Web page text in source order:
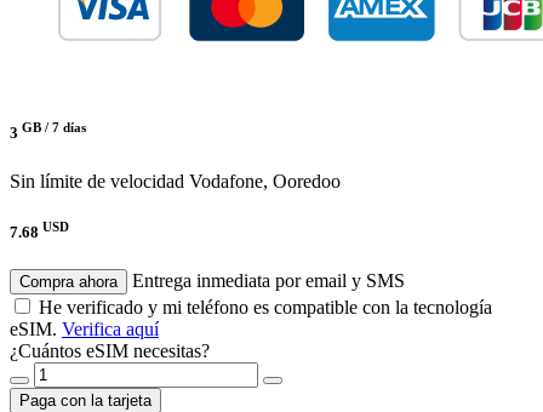
3 GB / 7 días
Sin límite de velocidad Vodafone, Ooredoo
7.68 USD
Compra ahora
Entrega inmediata por email y SMS
He verificado y mi teléfono es compatible con la tecnología
eSIM. Verifica aquí
¿Cuántos eSIM necesitas?
Paga con la tarjeta